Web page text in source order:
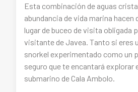
Esta combinación de aguas
abundancia de vida marina hacen
lugar de buceo de visita obligada
visitante de Javea. Tanto si eres
snorkel experimentado como un
seguro que te encantará explorar
submarino de Cala Ambolo.